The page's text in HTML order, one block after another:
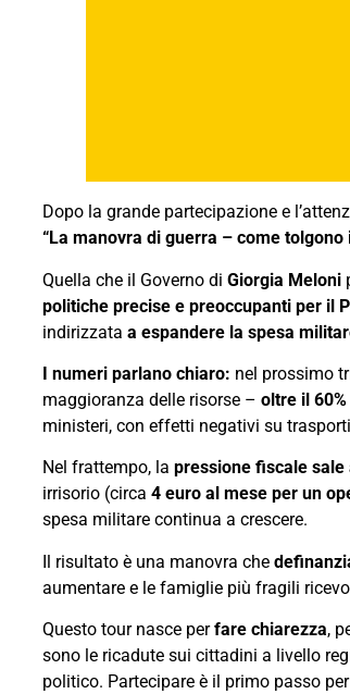
Dopo la grande partecipazione e
“La manovra di guerra – come
Quella che il Governo di Giorgia Meloni
politiche precise e preoccupanti per il
indirizzata a espandere la spesa
I numeri parlano chiaro: nel prossimo
maggioranza delle risorse – oltre il
ministeri, con effetti negativi su
Nel frattempo, la pressione fiscale sale
irrisorio (circa 4 euro al mese per un
spesa militare continua a crescere.
Il risultato è una manovra che
aumentare e le famiglie più fragili
Questo tour nasce perfare chiarezza,
sono le ricadute sui cittadini a livello
politico. Partecipare è il primo passo